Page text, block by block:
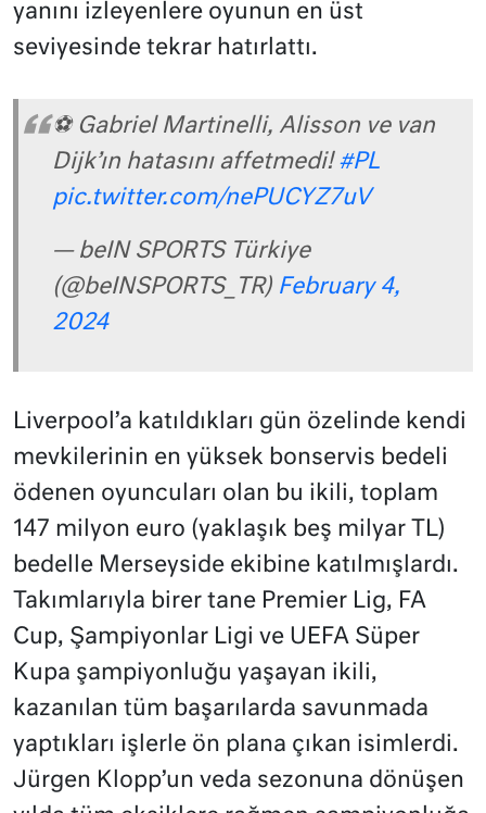
yanını izleyenlere oyunun en üst
seviyesinde tekrar hatırlattı.
⚽ Gabriel Martinelli, Alisson ve van
Dijk’ın hatasını affetmedi!#PL
pic.twitter.com/nePUCYZ7uV
— beIN SPORTS Türkiye
(@beINSPORTS_TR) February 4,
2024
Liverpool’a katıldıkları gün özelinde kendi
mevkilerinin en yüksek bonservis bedeli
ödenen oyuncuları olan bu ikili, toplam
147 milyon euro (yaklaşık beş milyar TL)
bedelle Merseyside ekibine katılmışlardı.
Takımlarıyla birer tane Premier Lig, FA
Cup, Şampiyonlar Ligi ve UEFA Süper
Kupa şampiyonluğu yaşayan ikili,
kazanılan tüm başarılarda savunmada
yaptıkları işlerle ön plana çıkan isimlerdi.
Jürgen Klopp’un veda sezonuna dönüşen